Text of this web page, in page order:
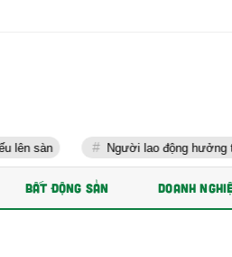
Người lao động hưởng trợ cấp
BẤT ĐỘNG SẢN DOANH